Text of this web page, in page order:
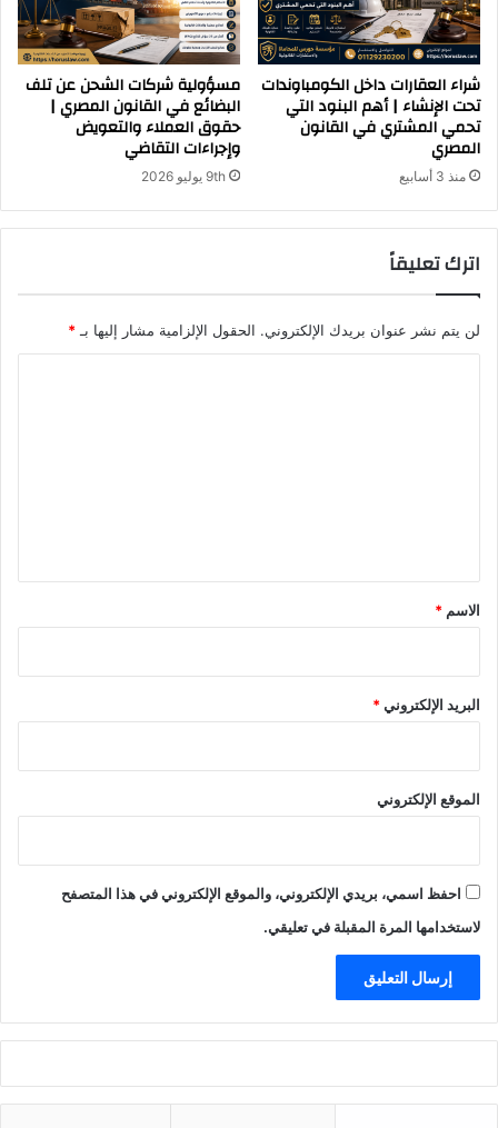
شراء العقارات داخل الكومباوندات
تحت الإنشاء | أهم البنود التي
تحمي المشتري في القانون
المصري
منذ 3 أسابيع
مسؤولية شركات الشحن عن تلف
البضائع في القانون المصري |
حقوق العملاء والتعويض
وإجراءات التقاضي
9th يوليو 2026
اترك تعليقاً
لن يتم نشر عنوان بريدك الإلكتروني. الحقول الإلزامية مشار إليها بـ *
*
الاسم *
البريد الإلكتروني*
الموقع الإلكتروني
احفظ اسمي، بريدي الإلكتروني، والموقع الإلكتروني في هذا المتصفح
لاستخدامها المرة المقبلة في تعليقي.